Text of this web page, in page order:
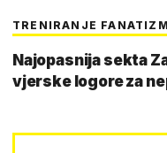
TRENIRANJE
Najopasnija sekta
vjerske logore za